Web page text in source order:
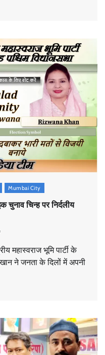
Mumbai City
चुनाव चिन्ह पर निर्दलीय
महास्वराज भूमि पार्टी के
खान ने जनता के दिलों में अपनी